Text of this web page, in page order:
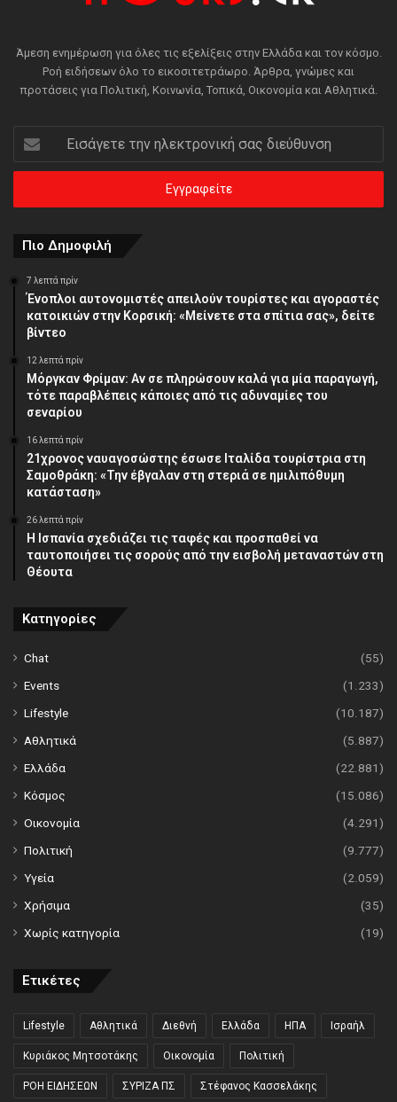
Άμεση ενημέρωση για όλες τις εξελίξεις στην Ελλάδα και τον κόσμο.
Ροή ειδήσεων όλο το εικοσιτετράωρο. Άρθρα, γνώμες και
προτάσεις για Πολιτική, Κοινωνία, Τοπικά, Οικονομία και Αθλητικά.
την
ηλεκτρονική
διεύθυνση
Πιο Δημοφιλή
7 λεπτά πρίν
Ένοπλοι αυτονομιστές απειλούν τουρίστες και αγοραστές
κατοικιών στην Κορσική: «Μείνετε στα σπίτια σας», δείτε
βίντεο
12 λεπτά πρίν
Μόργκαν Φρίμαν: Αν σε πληρώσουν καλά για μία παραγωγή,
τότε παραβλέπεις κάποιες από τις αδυναμίες του
σεναρίου
16 λεπτά πρίν
21χρονος ναυαγοσώστης έσωσε Ιταλίδα τουρίστρια στη
Σαμοθράκη: «Την έβγαλαν στη στεριά σε ημιλιπόθυμη
κατάσταση»
26 λεπτά πρίν
Η Ισπανία σχεδιάζει τις ταφές και προσπαθεί να
ταυτοποιήσει τις σορούς από την εισβολή μεταναστών στη
Θέουτα
Κατηγορίες
Chat
(55)
Events
(1.233)
Lifestyle
(10.187)
Αθλητικά
(5.887)
Ελλάδα
(22.881)
Κόσμος
(15.086)
Οικονομία
(4.291)
Πολιτική
(9.777)
Υγεία
(2.059)
Χρήσιμα
(35)
Χωρίς κατηγορία
(19)
Ετικέτες
Lifestyle Αθλητικά Διεθνή Ελλάδα ΗΠΑ Ισραήλ
Κυριάκος Μητσοτάκης Οικονομία Πολιτική
ΡΟΗ ΕΙΔΗΣΕΩΝ ΣΥΡΙΖΑ ΠΣ Στέφανος Κασσελάκης